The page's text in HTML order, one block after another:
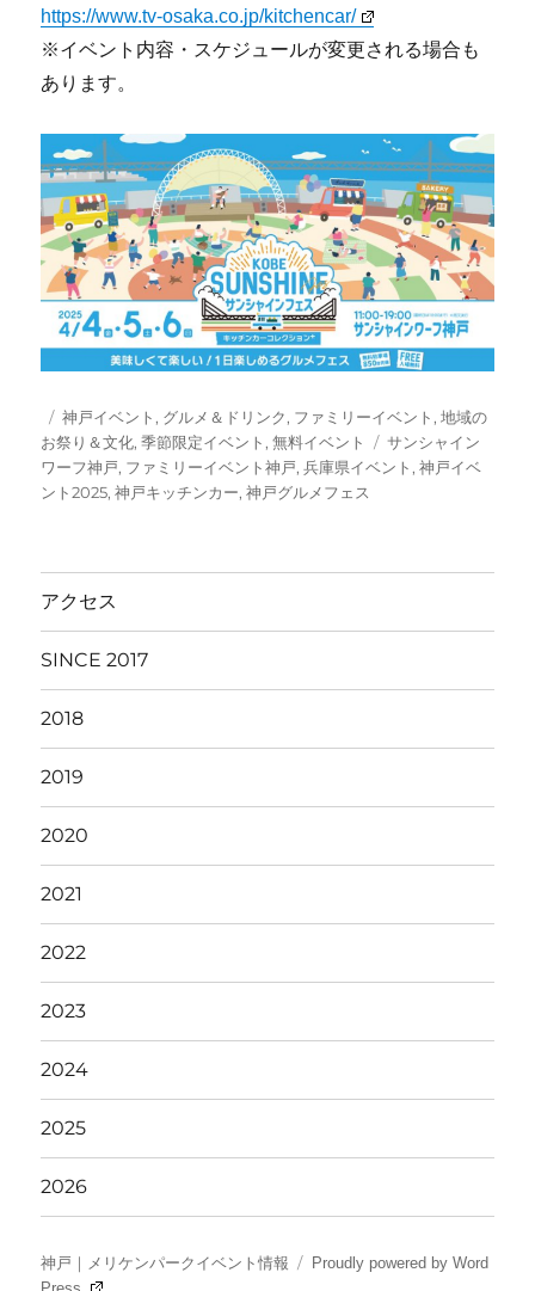
https://www.tv-osaka.co.jp/kitchencar/
※イベント内容・スケジュールが変更される場合も
あります。
投
稿
日:
カ
テ
ゴ
リ
神戸イベント , グルメ＆ドリンク, ファミリーイベント ,地域の
お祭り＆文化,季節限定イベント ,無料イベント
タ
グ
サンシャイン
ワーフ神戸, ファミリーイベント神戸,兵庫県イベント ,神戸イベ
ント2025,神戸キッチンカー,神戸グルメフェス
アクセス
SINCE 2017
2018
2019
2020
2021
2022
2023
2024
2025
2026
神戸｜メリケンパークイベント情報
Proudly powered by Word